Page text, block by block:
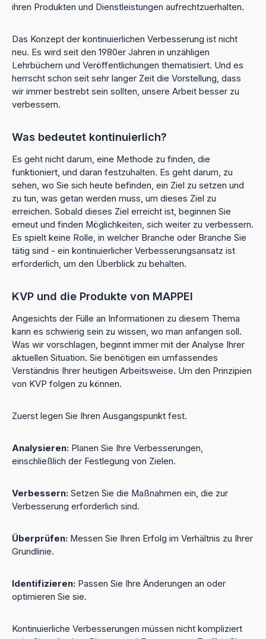
ihren Produkten und Dienstleistungen aufrechtzuerhalten.
Das Konzept der kontinuierlichen Verbesserung ist nicht
neu. Es wird seit den 1980er Jahren in unzähligen
Lehrbüchern und Veröffentlichungen thematisiert. Und es
herrscht schon seit sehr langer Zeit die Vorstellung, dass
wir immer bestrebt sein sollten, unsere Arbeit besser zu
verbessern.
Was bedeutet kontinuierlich?
Es geht nicht darum, eine Methode zu finden, die
funktioniert, und daran festzuhalten. Es geht darum, zu
sehen, wo Sie sich heute befinden, ein Ziel zu setzen und
zu tun, was getan werden muss, um dieses Ziel zu
erreichen. Sobald dieses Ziel erreicht ist, beginnen Sie
erneut und finden Möglichkeiten, sich weiter zu verbessern.
Es spielt keine Rolle, in welcher Branche oder Branche Sie
tätig sind - ein kontinuierlicher Verbesserungsansatz ist
erforderlich, um den Überblick zu behalten.
KVP und die Produkte von MAPPEI
Angesichts der Fülle an Informationen zu diesem Thema
kann es schwierig sein zu wissen, wo man anfangen soll.
Was wir vorschlagen, beginnt immer mit der Analyse Ihrer
aktuellen Situation. Sie benötigen ein umfassendes
Verständnis Ihrer heutigen Arbeitsweise. Um den Prinzipien
von KVP folgen zu können.
Zuerst legen Sie Ihren Ausgangspunkt fest.
Analysieren: Planen Sie Ihre Verbesserungen,
einschließlich der Festlegung von Zielen.
Verbessern: Setzen Sie die Maßnahmen ein, die zur
Verbesserung erforderlich sind.
Überprüfen: Messen Sie Ihren Erfolg im Verhältnis zu Ihrer
Grundlinie.
Identifizieren: Passen Sie Ihre Änderungen an oder
optimieren Sie sie.
Kontinuierliche Verbesserungen müssen nicht kompliziert